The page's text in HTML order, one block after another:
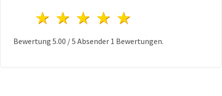
4 Sterne
3 Sterne
2 Sterne
1 Stern
Bewertung 5.00 /5 Absender 1 Bewertungen.